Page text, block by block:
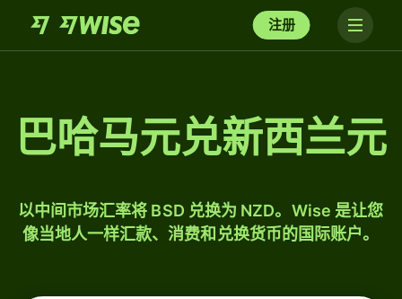
注册
巴哈马元兑新西兰元
以中间市场汇率将 BSD 兑换为 NZD。Wise 是让您
像当地人一样汇款、消费和兑换货币的国际账户。